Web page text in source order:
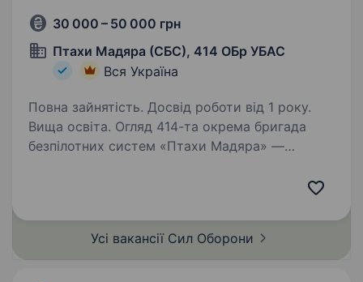
30 000 – 50 000 грн
Птахи Мадяра (СБС), 414 ОБр УБАС
Вся Україна
Повна зайнятість. Досвід роботи від 1 року.
Вища освіта. Огляд 414-та окрема бригада
безпілотних систем «Птахи Мадяра» —
розвідувальних безпілотних…
Усі вакансії Сил Оборони